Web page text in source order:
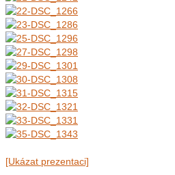
[Ukázat prezentaci]